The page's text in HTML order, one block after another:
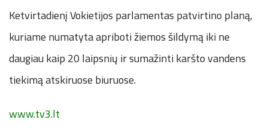
Ketvirtadienį Vokietijos parlamentas patvirtino planą,
kuriame numatyta apriboti žiemos šildymą iki ne
daugiau kaip 20 laipsnių ir sumažinti karšto vandens
tiekimą atskiruose biuruose.
www.tv3.lt